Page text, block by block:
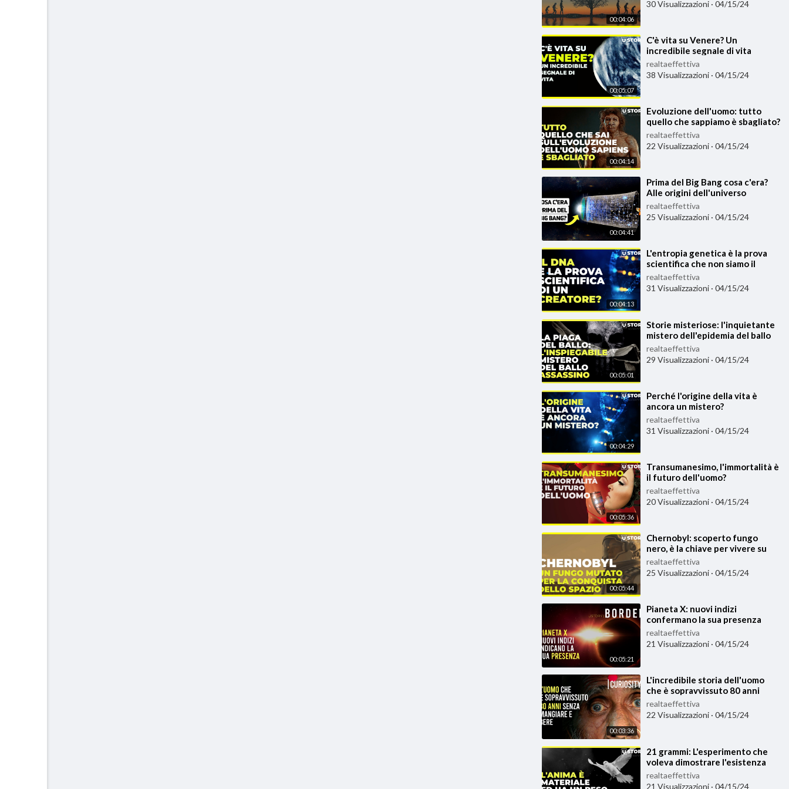
00:04:06
30 Visualizzazioni · 04/15/24
00:05:07
⁣C'è vita su Venere? Un
incredibile segnale di vita
realtaeffettiva
38 Visualizzazioni · 04/15/24
00:04:14
⁣Evoluzione dell'uomo: tutto
quello che sappiamo è sbagliato?
realtaeffettiva
22 Visualizzazioni · 04/15/24
00:04:41
⁣Prima del Big Bang cosa c'era?
Alle origini dell'universo
realtaeffettiva
25 Visualizzazioni · 04/15/24
00:04:13
⁣L'entropia genetica è la prova
scientifica che non siamo il
risultato dell'evoluzione?
realtaeffettiva
31 Visualizzazioni · 04/15/24
00:05:01
⁣Storie misteriose: l'inquietante
mistero dell'epidemia del ballo
realtaeffettiva
29 Visualizzazioni · 04/15/24
00:04:29
⁣Perché l'origine della vita è
ancora un mistero?
realtaeffettiva
31 Visualizzazioni · 04/15/24
00:05:36
⁣Transumanesimo, l'immortalità è
il futuro dell'uomo?
realtaeffettiva
20 Visualizzazioni · 04/15/24
00:05:44
⁣Chernobyl: scoperto fungo
nero, è la chiave per vivere su
Marte
realtaeffettiva
25 Visualizzazioni · 04/15/24
00:05:21
⁣Pianeta X: nuovi indizi
confermano la sua presenza
realtaeffettiva
21 Visualizzazioni · 04/15/24
00:03:36
⁣L'incredibile storia dell'uomo
che è sopravvissuto 80 anni
senza mangiare e bere
realtaeffettiva
22 Visualizzazioni · 04/15/24
⁣21 grammi: L'esperimento che
voleva dimostrare l'esistenza
dell'anima
realtaeffettiva
21 Visualizzazioni · 04/15/24